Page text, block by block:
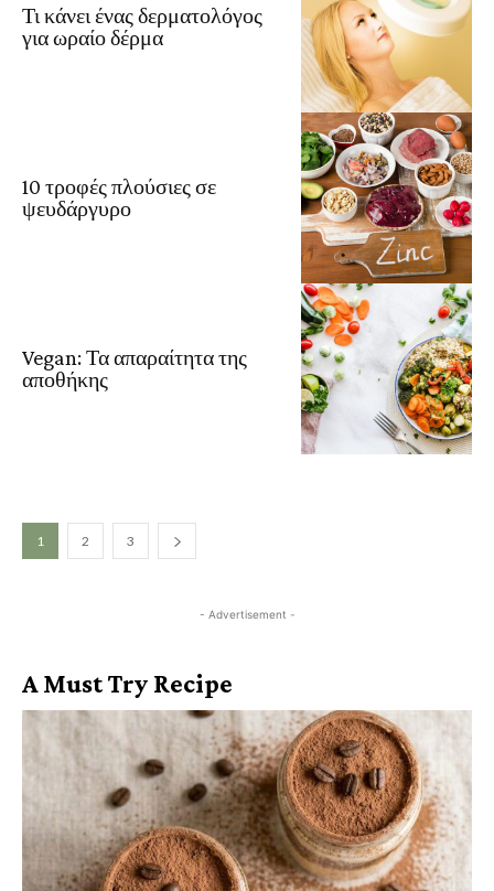
Τι κάνει ένας δερματολόγος
για ωραίο δέρμα
10 τροφές πλούσιες σε
ψευδάργυρο
Vegan: Τα απαραίτητα της
αποθήκης
1 2 3
- Advertisement -
A Must Try Recipe